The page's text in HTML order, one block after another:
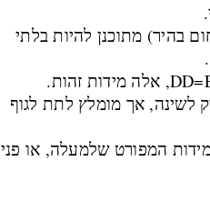
בהיר) מתוכנן להיות בלתי
לשינה, אך מומלץ לתת לגוף
המפורט שלמעלה, או פני